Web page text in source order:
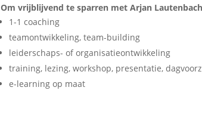
Om vrijblijvend te sparren met Arjan
1-1 coaching
teamontwikkeling, team-building
leiderschaps- of organisatieontwikkeling
training, lezing, workshop, presentatie,
e-learning op maat